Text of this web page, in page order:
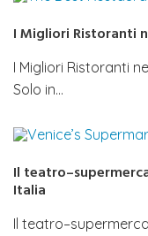
I Migliori Ristoranti
I Migliori Ristoranti
Solo in…
Il
Italia
Il